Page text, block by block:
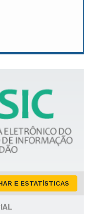
E ESTATÍSTICAS